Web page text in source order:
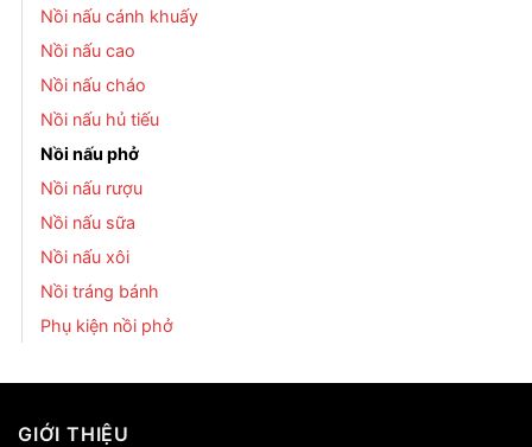
Nồi nấu cánh khuấy
Nồi nấu cao
Nồi nấu cháo
Nồi nấu hủ tiếu
Nồi nấu phở
Nồi nấu rượu
Nồi nấu sữa
Nồi nấu xôi
Nồi tráng bánh
Phụ kiện nồi phở
GIỚI THIỆU